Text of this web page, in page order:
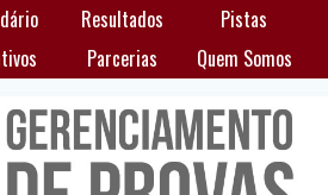
Resultados
Pistas
Parcerias Quem Somos